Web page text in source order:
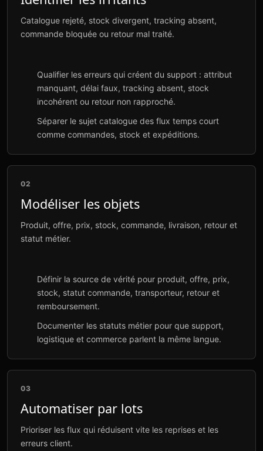
Catalogue rejeté, stock divergent, tracking absent,
commande bloquée ou retour mal traité.
Qualifier les erreurs qui créent du support : attribut
manquant, délai faux, tracking absent, stock
incohérent ou retour non rapproché.
Séparer le sujet catalogue des flux temps court
comme commandes, stock et expéditions.
02
Modéliser les objets
Produit, offre, prix, stock, commande, livraison, retour et
statut métier.
Définir la source de vérité pour produit, offre, prix,
stock, statut commande, transporteur, retour et
remboursement.
Documenter les statuts métier pour que support,
logistique et commerce parlent la même langue.
03
Automatiser par lots
Prioriser les flux qui réduisent vite les reprises et les
erreurs client.